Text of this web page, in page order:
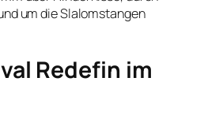
um die Slalomstangen
Redefin im